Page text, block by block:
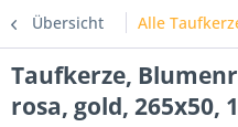
Übersicht Alle
Taufkerze,
rosa, gold, 265x50,